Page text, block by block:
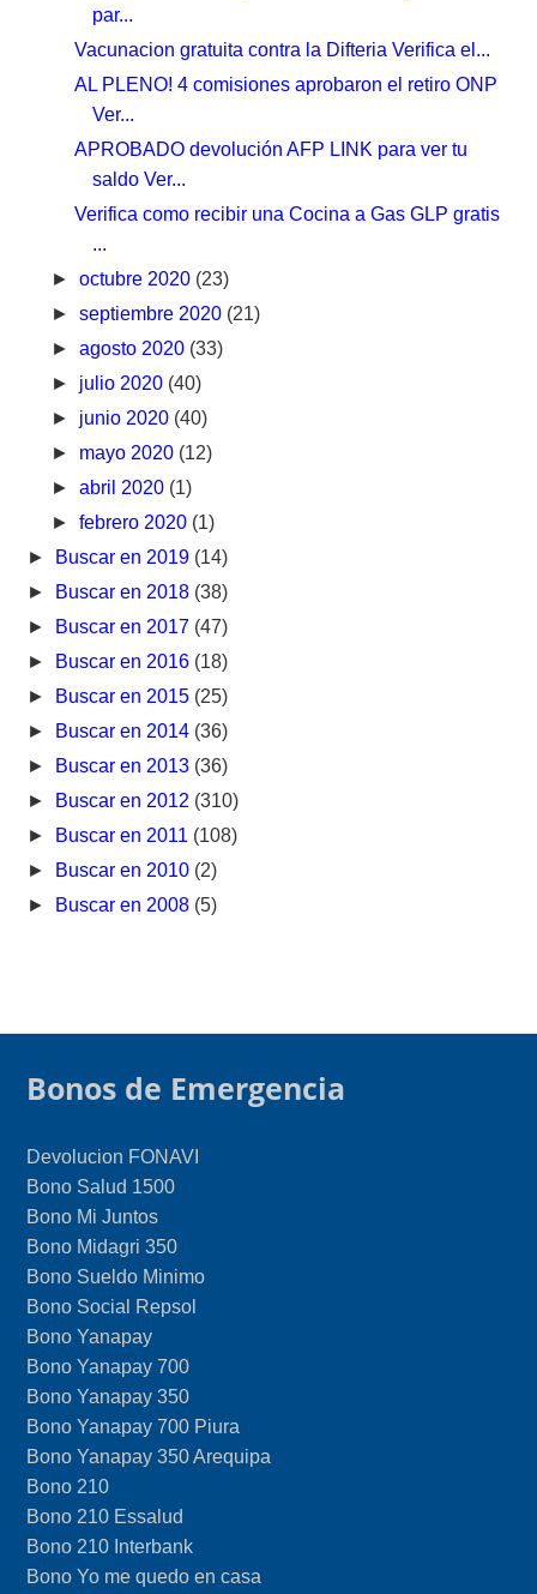
par...
Vacunacion gratuita contra la Difteria Verifica el...
AL PLENO! 4 comisiones aprobaron el retiro ONP
Ver...
APROBADO devolución AFP LINK para ver tu
saldo Ver...
Verifica como recibir una Cocina a Gas GLP gratis
...
► octubre 2020 (23)
► septiembre 2020 (21)
► agosto 2020 (33)
► julio 2020 (40)
► junio 2020 (40)
► mayo 2020 (12)
► abril 2020 (1)
► febrero 2020 (1)
► Buscar en 2019 (14)
► Buscar en 2018 (38)
► Buscar en 2017 (47)
► Buscar en 2016 (18)
► Buscar en 2015 (25)
► Buscar en 2014 (36)
► Buscar en 2013 (36)
► Buscar en 2012 (310)
► Buscar en 2011 (108)
► Buscar en 2010 (2)
► Buscar en 2008 (5)
Bonos de Emergencia
Devolucion FONAVI
Bono Salud 1500
Bono Mi Juntos
Bono Midagri 350
Bono Sueldo Minimo
Bono Social Repsol
Bono Yanapay
Bono Yanapay 700
Bono Yanapay 350
Bono Yanapay 700 Piura
Bono Yanapay 350 Arequipa
Bono 210
Bono 210 Essalud
Bono 210 Interbank
Bono Yo me quedo en casa